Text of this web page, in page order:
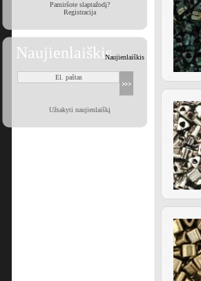
Pamiršote slaptažodį?
Registracija
NaujienlaiškisNaujienlaiškis
Užsakyti naujienlaiškį